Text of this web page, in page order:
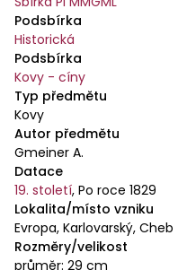
Podsbírka
Historická
Podsbírka
Kovy - cíny
Typ předmětu
Kovy
Autor předmětu
Gmeiner A.
Datace
19. století, Po roce 1829
Lokalita/místo vzniku
Evropa, Karlovarský, Cheb
Rozměry/velikost
průměr: 29 cm